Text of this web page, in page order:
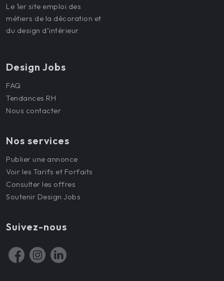
Le 1er site emploi des
métiers de la décoration et
du design d’intérieur
Design Jobs
FAQ
Tendances RH
Nous contacter
Nos services
Publier une annonce
Voir les Tarifs et Forfaits
Consulter les offres
Soutenir Design Jobs
Suivez-nous